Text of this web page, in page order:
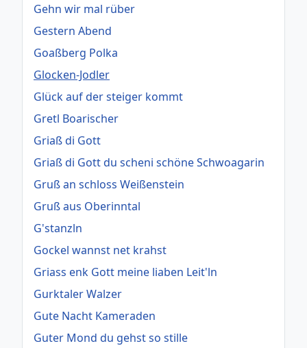
Gehn wir mal rüber
Gestern Abend
Goaßberg Polka
Glocken-Jodler
Glück auf der steiger kommt
Gretl Boarischer
Griaß di Gott
Griaß di Gott du scheni schöne Schwoagarin
Gruß an schloss Weißenstein
Gruß aus Oberinntal
G'stanzln
Gockel wannst net krahst
Griass enk Gott meine liaben Leit'ln
Gurktaler Walzer
Gute Nacht Kameraden
Guter Mond du gehst so stille